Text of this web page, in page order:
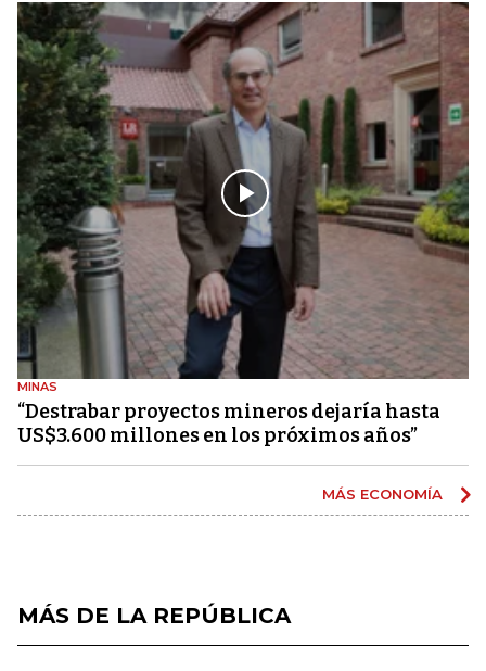
MINAS
“Destrabar proyectos mineros dejaría hasta
US$3.600 millones en los próximos años”
MÁS ECONOMÍA
MÁS DE LA REPÚBLICA